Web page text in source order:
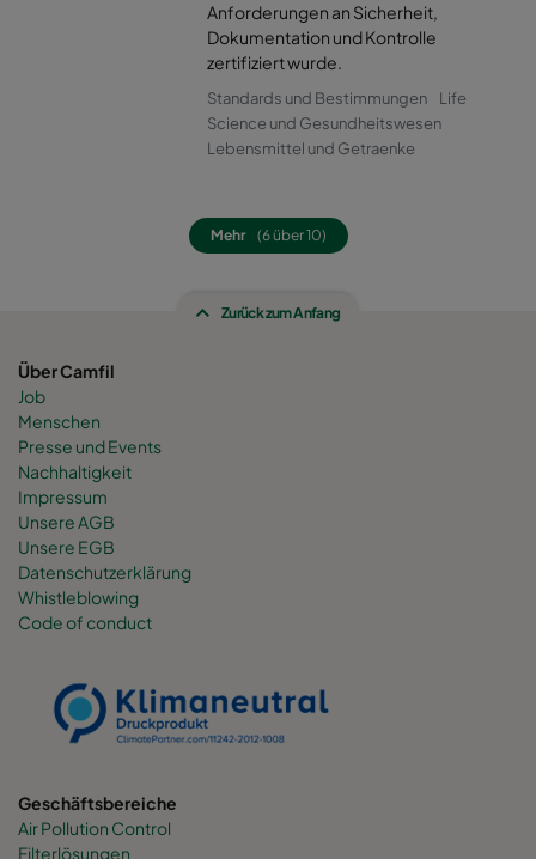
Anforderungen an Sicherheit,
Dokumentation und Kontrolle
zertifiziert wurde.
Standards und Bestimmungen
Life
Science und Gesundheitswesen
Lebensmittel und Getraenke
Mehr (6 über 10)
Zurück zum Anfang
Über Camfil
Job
Menschen
Presse und Events
Nachhaltigkeit
Impressum
Unsere AGB
Unsere EGB
Datenschutzerklärung
Whistleblowing
Code of conduct
Geschäftsbereiche
Air Pollution Control
Filterlösungen